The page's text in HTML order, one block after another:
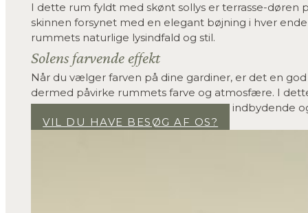
I dette rum fyldt med skønt sollys er terrasse-døren
skinnen forsynet med en elegant bøjning i hver
rummets naturlige lysindfald og stil.
Solens farvende effekt
Når du vælger farven på dine gardiner, er det en
dermed påvirke rummets farve og atmosfære. I
kombineret med solens lys, skaber en indbydende
VIL DU HAVE BESØG AF OS?